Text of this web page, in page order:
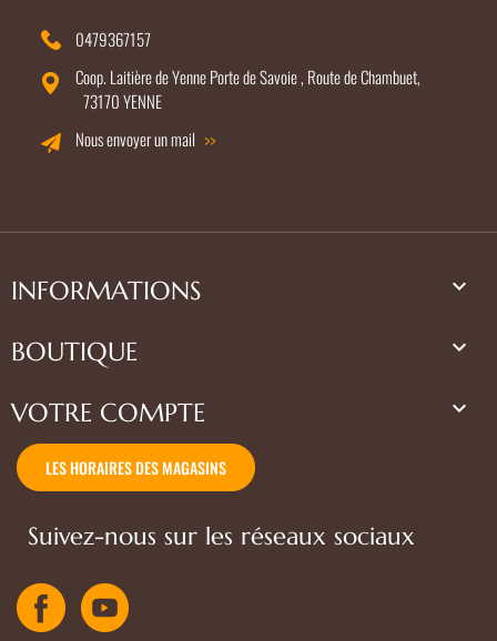
0479367157
Coop. Laitière de Yenne Porte de Savoie , Route de Chambuet,
73170 YENNE
Nous envoyer un mail
INFORMATIONS 
BOUTIQUE 
VOTRE COMPTE 
LES HORAIRES DES MAGASINS
Suivez-nous sur les réseaux sociaux